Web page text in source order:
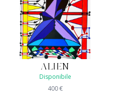
ALIEN
Disponibile
400€